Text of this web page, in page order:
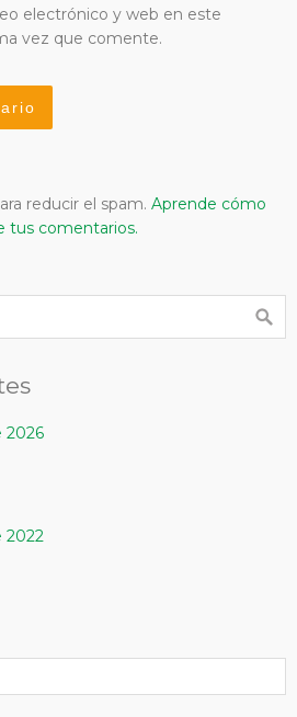
electrónico y web en este
vez que comente.
reducir el spam. Aprende cómo
tus comentarios.
2026
2022